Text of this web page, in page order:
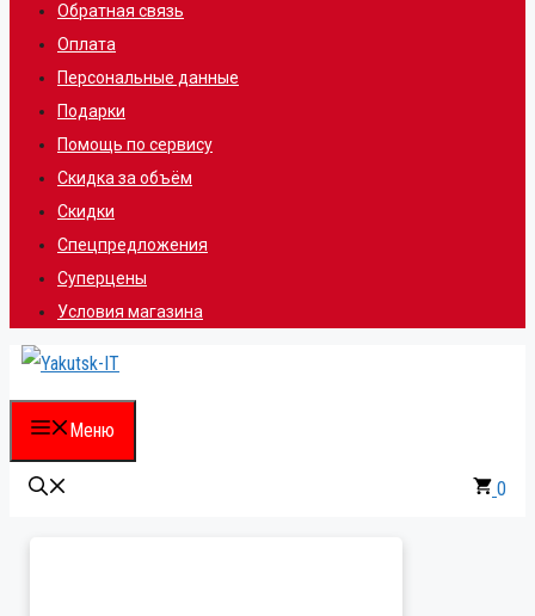
Обратная связь
Оплата
Персональные данные
Подарки
Помощь по сервису
Скидка за объём
Скидки
Спецпредложения
Суперцены
Условия магазина
Меню
0